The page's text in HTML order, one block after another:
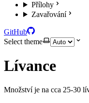
Přílohy
Zavařování
GitHub
Select theme
Lívance
Množství je na cca 25-30